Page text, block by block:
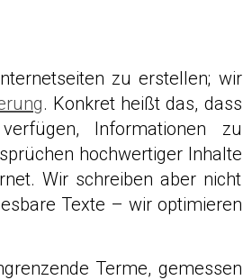
zu erstellen; wir
. Konkret heißt das, dass
Informationen zu
hochwertiger Inhalte
Wir schreiben aber nicht
Texte – wir optimieren
Terme, gemessen